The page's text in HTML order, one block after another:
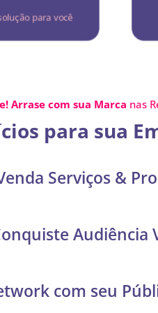
para você
Arrase com sua Marca nas
para sua
Serviços &
Audiência
com seu